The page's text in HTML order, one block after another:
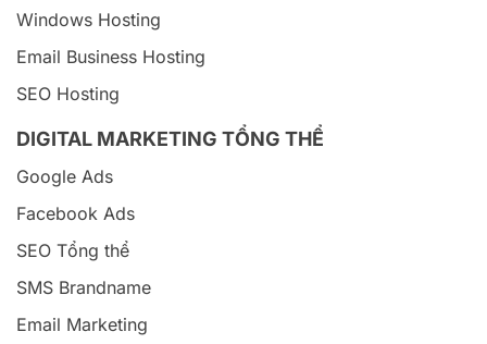
Windows Hosting
Email Business Hosting
SEO Hosting
DIGITAL MARKETING TỔNG THỂ
Google Ads
Facebook Ads
SEO Tổng thể
SMS Brandname
Email Marketing